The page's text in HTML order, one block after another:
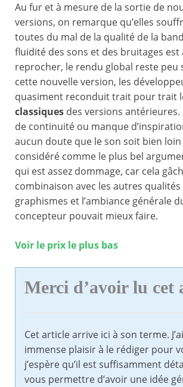
Au fur et à mesure de la sortie de
versions, on remarque qu’elles
toutes du mal de la qualité de la
fluidité des sons et des bruitages est
reprocher, le rendu global reste peu
cette nouvelle version, les
quasiment reconduit trait pour trait
classiques des versions
de continuité ou manque
aucun doute que le son soit bien loin
considéré comme le plus bel
qui est assez dommage, car cela
combinaison avec les autres
graphismes et l’ambiance générale
concepteur pouvait mieux faire.
Voir le prix le plus bas
Merci d’avoir lu cet
Cet article arrive ici à son terme.
immense plaisir à le rédiger pour
j’espère qu’il est suffisamment
vous permettre d’avoir une idée